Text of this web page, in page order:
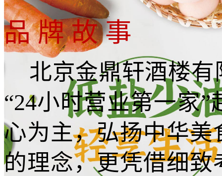
品 牌 故 事
北京金鼎轩酒楼
“24小时营业第一家
心为主，弘扬中华
的理念，更凭借细